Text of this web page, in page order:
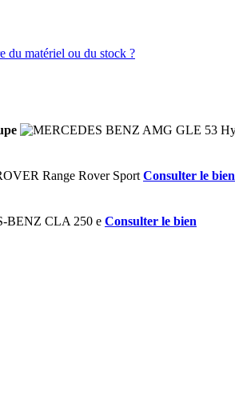
Consulter le bien
Consulter le bien